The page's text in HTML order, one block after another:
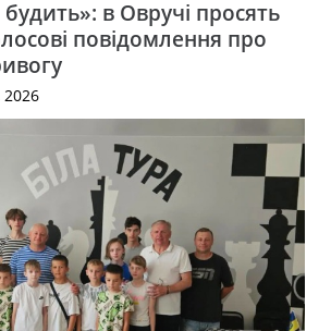
будить»: в Овручі просять
повідомлення про
2026